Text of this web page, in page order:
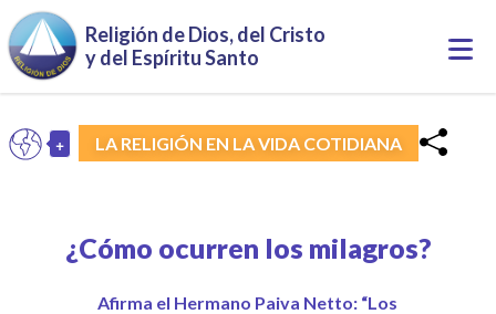
Pasar al contenido principal
Religión de Dios, del Cristo
y del Espíritu Santo
ES
+
Toggle Dropdown
LA RELIGIÓN EN LA VIDA COTIDIANA
¿Cómo ocurren los milagros?
Afirma el Hermano Paiva Netto: “Los